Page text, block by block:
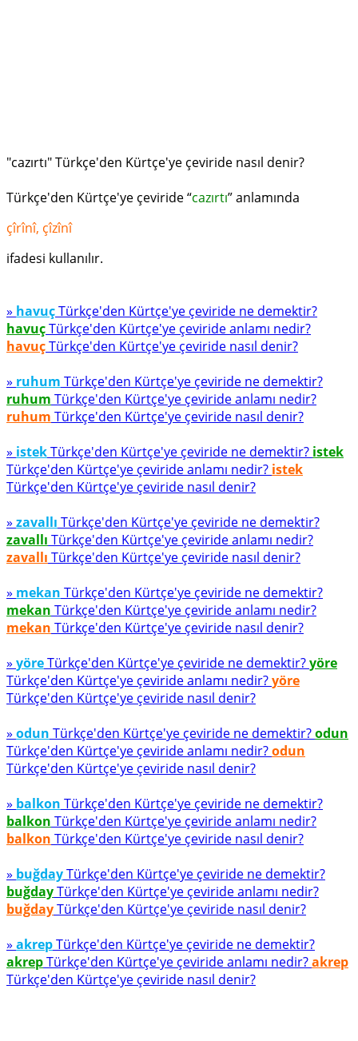
"cazırtı" Türkçe'den Kürtçe'ye çeviride nasıl denir?
Türkçe'den Kürtçe'ye çeviride “cazırtı” anlamında
çîrînî, çîzînî
ifadesi kullanılır.
» havuçTürkçe'den Kürtçe'ye çeviride ne demektir?
havuçTürkçe'den Kürtçe'ye çeviride anlamı nedir?
havuçTürkçe'den Kürtçe'ye çeviride nasıl denir?
» ruhum Türkçe'den Kürtçe'ye çeviride ne demektir?
ruhum Türkçe'den Kürtçe'ye çeviride anlamı nedir?
ruhum Türkçe'den Kürtçe'ye çeviride nasıl denir?
» istekTürkçe'den Kürtçe'ye çeviride ne demektir? istek
Türkçe'den Kürtçe'ye çeviride anlamı nedir? istek
Türkçe'den Kürtçe'ye çeviride nasıl denir?
» zavallı Türkçe'den Kürtçe'ye çeviride ne demektir?
zavallı Türkçe'den Kürtçe'ye çeviride anlamı nedir?
zavallı Türkçe'den Kürtçe'ye çeviride nasıl denir?
» mekan Türkçe'den Kürtçe'ye çeviride ne demektir?
mekan Türkçe'den Kürtçe'ye çeviride anlamı nedir?
mekan Türkçe'den Kürtçe'ye çeviride nasıl denir?
» yöreTürkçe'den Kürtçe'ye çeviride ne demektir?yöre
Türkçe'den Kürtçe'ye çeviride anlamı nedir?yöre
Türkçe'den Kürtçe'ye çeviride nasıl denir?
» odun Türkçe'den Kürtçe'ye çeviride ne demektir?odun
Türkçe'den Kürtçe'ye çeviride anlamı nedir?odun
Türkçe'den Kürtçe'ye çeviride nasıl denir?
» balkon Türkçe'den Kürtçe'ye çeviride ne demektir?
balkon Türkçe'den Kürtçe'ye çeviride anlamı nedir?
balkon Türkçe'den Kürtçe'ye çeviride nasıl denir?
» buğdayTürkçe'den Kürtçe'ye çeviride ne demektir?
buğdayTürkçe'den Kürtçe'ye çeviride anlamı nedir?
buğdayTürkçe'den Kürtçe'ye çeviride nasıl denir?
» akrepTürkçe'den Kürtçe'ye çeviride ne demektir?
akrepTürkçe'den Kürtçe'ye çeviride anlamı nedir?akrep
Türkçe'den Kürtçe'ye çeviride nasıl denir?